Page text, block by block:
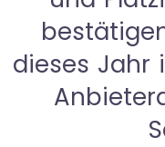
dieses Jahr